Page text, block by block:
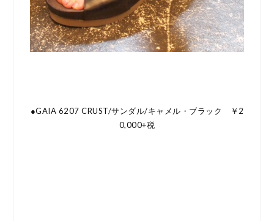
●GAIA 6207 CRUST/サンダル/キャメル・ブラック ￥2
0,000+税